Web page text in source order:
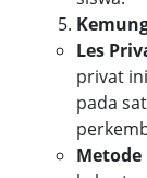
Les
privat
pada
Metode